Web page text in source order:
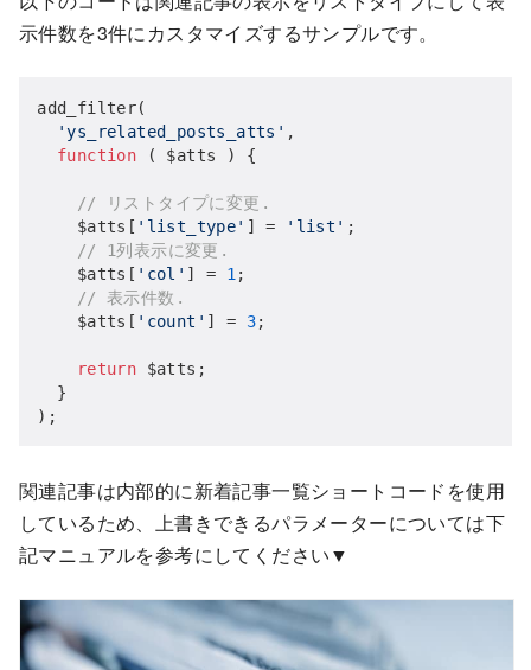
示件数を3件にカスタマイズするサンプルです。
add_filter(
'ys_related_posts_atts' ,
function
( $atts ) {
// リストタイプに変更.
    $atts[
'list_type' ] = 'list' ;
// 1列表示に変更.
    $atts[
'col' ] = 1 ;
// 表示件数.
    $atts[
'count' ] = 3;
return $atts;
);
関連記事は内部的に新着記事一覧ショートコードを使用
しているため、上書きできるパラメーターについては下
記マニュアルを参考にしてください▼